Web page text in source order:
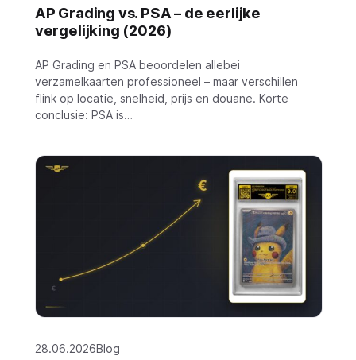
AP Grading vs. PSA – de eerlijke
vergelijking (2026)
AP Grading en PSA beoordelen allebei
verzamelkaarten professioneel – maar verschillen
flink op locatie, snelheid, prijs en douane. Korte
conclusie: PSA is…
28.06.2026Blog